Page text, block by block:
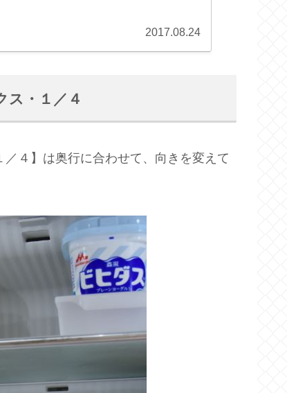
2017.08.24
ス・１／４
４】は奥行に合わせて、向きを変えて